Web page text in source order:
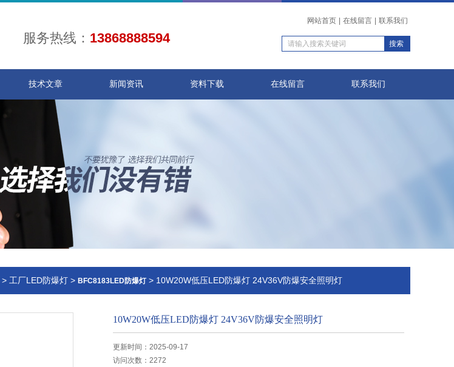
服务热线： 13868888594
网站首页 在线留言 联系我们
技术文章 新闻资讯 资料下载 在线留言 联系我们
> 工厂LED防爆灯 > BFC8183LED防爆灯> 10W20W低压LED防爆灯 24V36V防爆安全照明灯
10W20W低压LED防爆灯 24V36V防爆安全照明灯
更新时间：2025-09-17
访问次数：2272